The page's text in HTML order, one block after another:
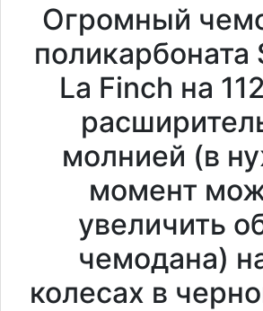
Огромный
поликарбоната
La Finch на
молнией (в
момент
увеличить
чемодана)
колесах в